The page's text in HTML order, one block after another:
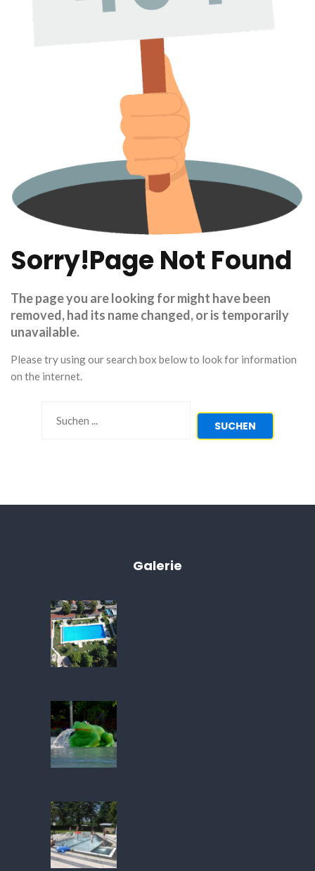
Sorry!PageNot Found
The page you are looking for might have been
removed, had its name changed, or is temporarily
unavailable.
Please try using our search box below to look for information
on the internet.
SUCHEN
Galerie